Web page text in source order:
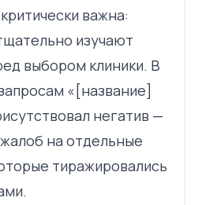
важна:
изучают
выбором клиники. В
«[название]
негатив —
на отдельные
тиражировались